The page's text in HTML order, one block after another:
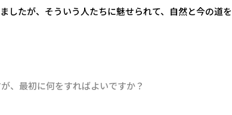
したが、そういう人たちに魅せられて、自然と今の道を
、最初に何をすればよいですか？